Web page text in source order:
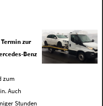
zur
Benz
zum
Auch
Stunden